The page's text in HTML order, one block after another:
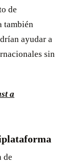
de
también
ayudar a
sin
a
de